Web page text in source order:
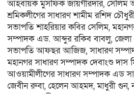
আহবায়ক মুসফিক জায়গীরদার, সেলিম
শ্রমিকলীগের সাধারণ শামীম রশিদ
সভাপতি শাহরিয়ার কবির সেলিম,
সম্পাদক এড. আব্দুর রকিব বাবলু, জেলা
সভাপতি আফছর আজিজ, সাধারণ
মহানগর সাধারণ সম্পাদক দেবাংশু দাস
আওয়ামীলীগের সাধারণ সম্পাদক এড
জেবীন রুবা, হেলেন আহমদ, মাধুরী গুন,